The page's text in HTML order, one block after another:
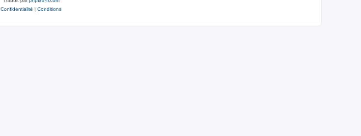
Confidentialité | Conditions